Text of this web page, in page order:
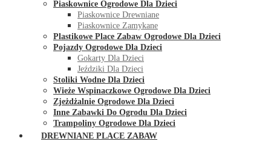
Piaskownice Ogrodowe Dla Dzieci
Piaskownice Drewniane
Piaskownice Zamykane
Plastikowe Place Zabaw Ogrodowe Dla Dzieci
Pojazdy Ogrodowe Dla Dzieci
Gokarty Dla Dzieci
Jeździki Dla Dzieci
Stoliki Wodne Dla Dzieci
Wieże Wspinaczkowe Ogrodowe Dla Dzieci
Zjeżdżalnie Ogrodowe Dla Dzieci
Inne Zabawki Do Ogrodu Dla Dzieci
Trampoliny Ogrodowe Dla Dzieci
DREWNIANE PLACE ZABAW